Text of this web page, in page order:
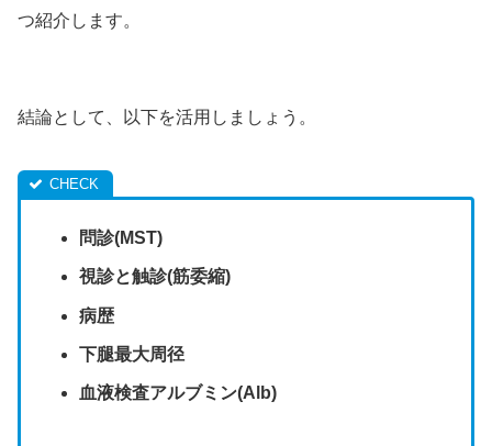
つ紹介します。
結論として、以下を活用しましょう。
問診(MST)
視診と触診(筋委縮)
病歴
下腿最大周径
血液検査アルブミン(Alb)